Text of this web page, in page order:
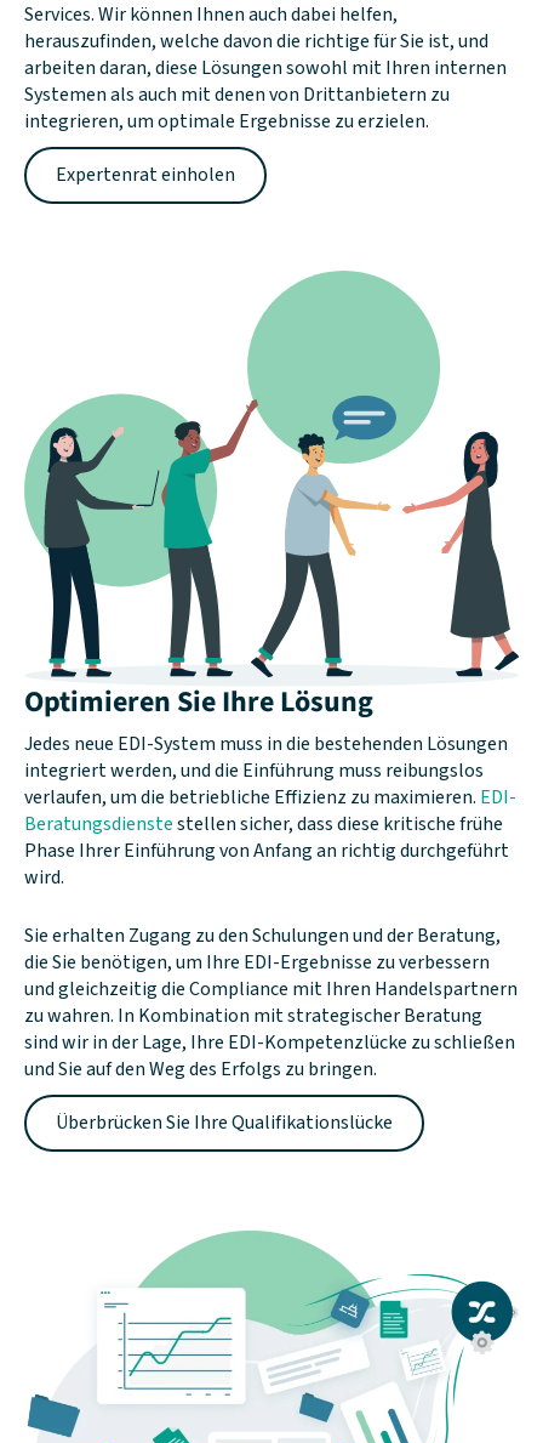
Services. Wir können Ihnen auch dabei helfen,
herauszufinden, welche davon die richtige für Sie ist, und
arbeiten daran, diese Lösungen sowohl mit Ihren internen
Systemen als auch mit denen von Drittanbietern zu
integrieren, um optimale Ergebnisse zu erzielen.
Expertenrat einholen
Optimieren Sie Ihre Lösung
Jedes neue EDI-System muss in die bestehenden Lösungen
integriert werden, und die Einführung muss reibungslos
verlaufen, um die betriebliche Effizienz zu maximieren. EDI-
Beratungsdienstestellen sicher, dass diese kritische frühe
Phase Ihrer Einführung von Anfang an richtig durchgeführt
wird.
Sie erhalten Zugang zu den Schulungen und der Beratung,
die Sie benötigen, um Ihre EDI-Ergebnisse zu verbessern
und gleichzeitig die Compliance mit Ihren Handelspartnern
zu wahren. In Kombination mit strategischer Beratung
sind wir in der Lage, Ihre EDI-Kompetenzlücke zu schließen
und Sie auf den Weg des Erfolgs zu bringen.
Überbrücken Sie Ihre Qualifikationslücke